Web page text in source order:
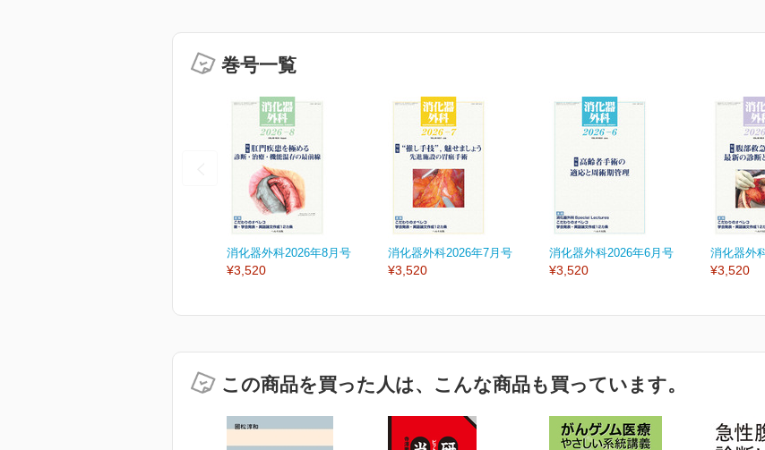
巻号一覧
消化器外科2026年8月号
¥3,520
消化器外科2026年7月号
¥3,520
消化器外科2026年6月号
¥3,520
消化器外
¥3,520
この商品を買った人は、こんな商品も買っています。